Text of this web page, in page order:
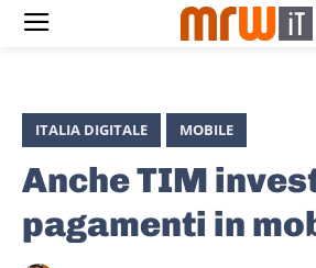
ITALIA DIGITALE MOBILE
Anche TIM
pagamenti in